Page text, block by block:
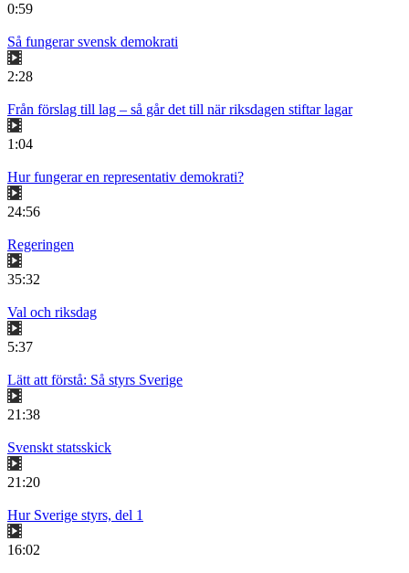
0:59
Så fungerar svensk demokrati
2:28
Från förslag till lag – så går det till när riksdagen stiftar lagar
1:04
Hur fungerar en representativ demokrati?
24:56
Regeringen
35:32
Val och riksdag
5:37
Lätt att förstå: Så styrs Sverige
21:38
Svenskt statsskick
21:20
Hur Sverige styrs, del 1
16:02